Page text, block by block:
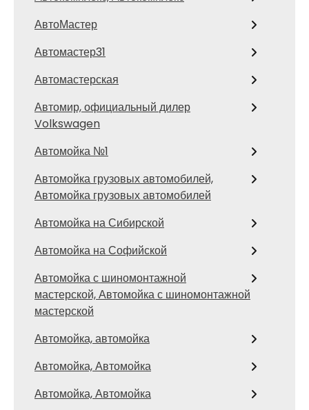
АвтоМастер
Автомастер31
Автомастерская
Автомир, официальный дилер
Volkswagen
Автомойка №1
Автомойка грузовых автомобилей,
Автомойка грузовых автомобилей
Автомойка на Сибирской
Автомойка на Софийской
Автомойка с шиномонтажной
мастерской, Автомойка с шиномонтажной
мастерской
Автомойка, автомойка
Автомойка, Автомойка
Автомойка, Автомойка